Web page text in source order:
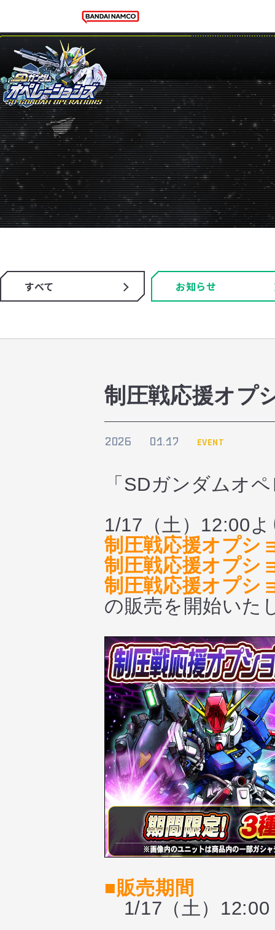
すべて お知らせ
制圧戦応援オプ
2026 01.17 EVENT
「SDガンダムオ
1/17（土）12:00
制圧戦応援オプシ
制圧戦応援オプシ
制圧戦応援オプシ
の販売を開始いた
■販売期間
1/17（土）12:00